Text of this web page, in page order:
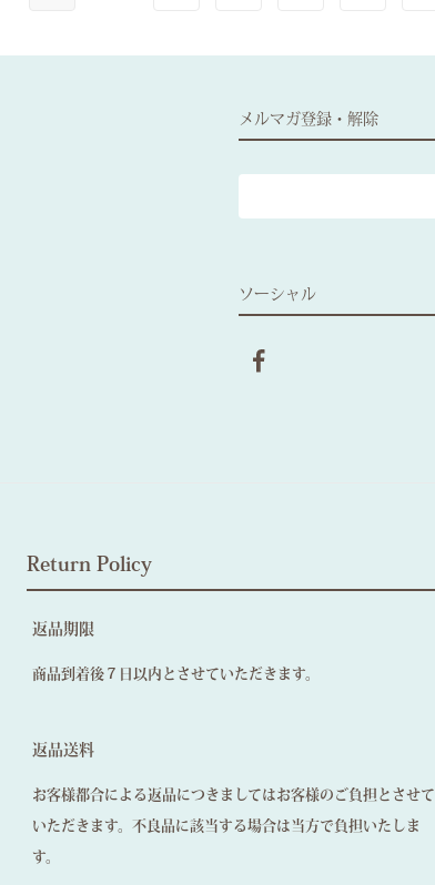
メルマガ登録・解除
ソーシャル
Return Policy
返品期限
商品到着後７日以内とさせていただきます。
返品送料
お客様都合による返品につきましてはお客様のご負担とさせて
いただきます。不良品に該当する場合は当方で負担いたしま
す。